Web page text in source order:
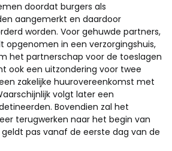
doordat burgers als
aangemerkt en daardoor
worden. Voor gehuwde partners,
opgenomen in een verzorgingshuis,
het partnerschap voor de toeslagen
ook een uitzondering voor twee
zakelijke huurovereenkomst met
volgt later een
Bovendien zal het
terugwerken naar het begin van
pas vanaf de eerste dag van de